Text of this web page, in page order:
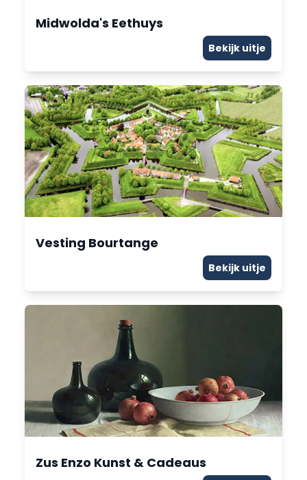
Midwolda's Eethuys
Bekijk uitje
Vesting Bourtange
Bekijk uitje
Zus Enzo Kunst & Cadeaus